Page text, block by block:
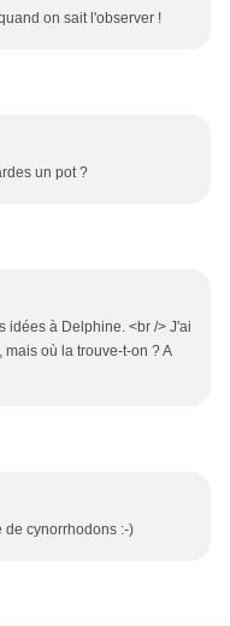
on sait l'observer !
un pot ?
idées à Delphine. <br /> J'ai
où la trouve-t-on ? A
de cynorrhodons :-)